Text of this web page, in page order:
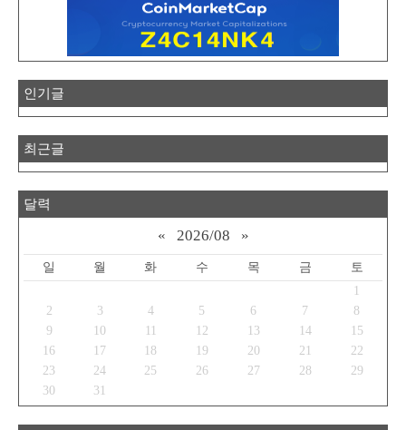
인기글
최근글
달력
« 2026/08 »
일 월 화 수 목 금
토
1
2
3 4 5 6 7
8
9
10 11 12 13 14
15
16
17 18 19 20 21
22
23
24 25 26 27 28
29
30
31